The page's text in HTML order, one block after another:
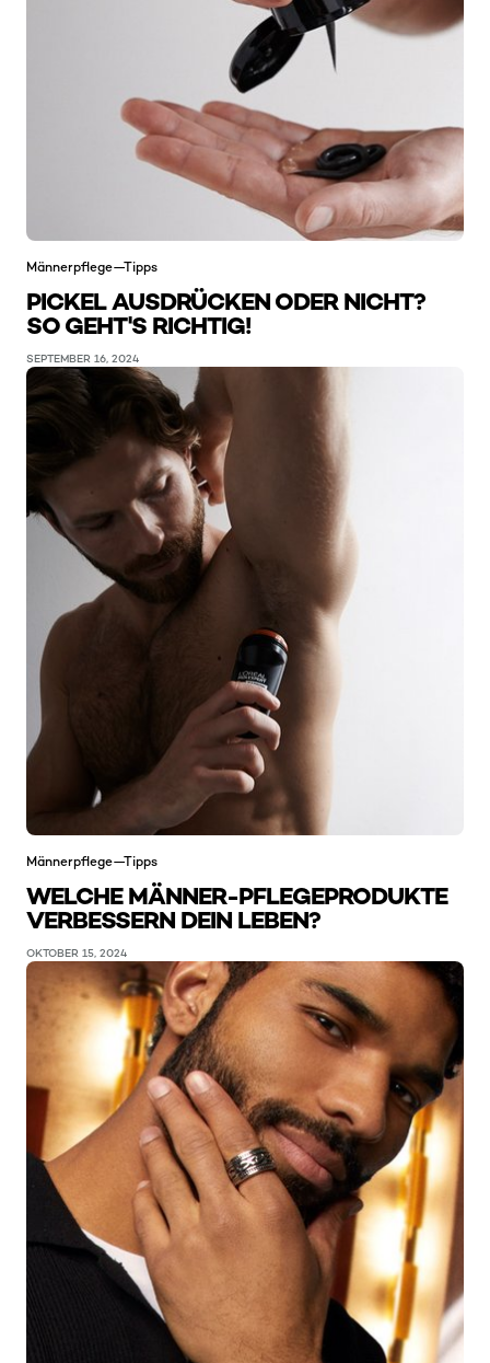
Männerpflege—Tipps
PICKEL AUSDRÜCKEN ODER NICHT?
SO GEHT'S RICHTIG!
SEPTEMBER 16, 2024
Männerpflege—Tipps
WELCHE MÄNNER-PFLEGEPRODUKTE
VERBESSERN DEIN LEBEN?
OKTOBER 15, 2024